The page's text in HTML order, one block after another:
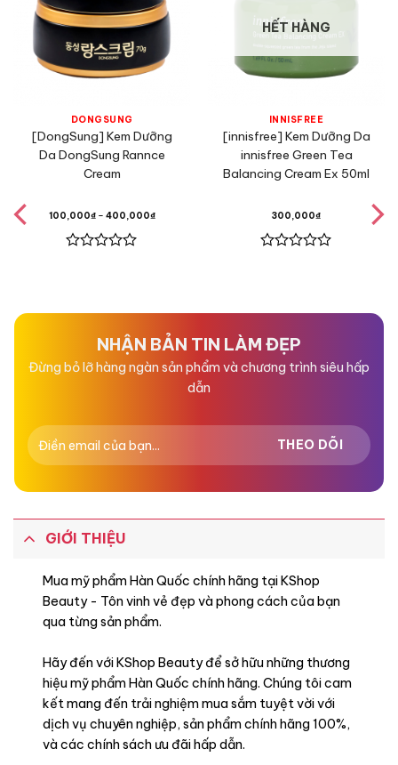
DONGSUNG
[DongSung] Kem Dưỡng
Da DongSung Rannce
Cream
100,000₫– 400,000₫
5
HẾT HÀNG
INNISFREE
[innisfree] Kem Dưỡng Da
innisfree Green Tea
Balancing Cream Ex 50ml
300,000₫
5
NHẬN BẢN TIN LÀM ĐẸP
Đừng bỏ lỡ hàng ngàn sản phẩm và chương trình siêu hấp
dẫn
GIỚI THIỆU
Mua mỹ phẩm Hàn Quốc chính hãng tại KShop
Beauty - Tôn vinh vẻ đẹp và phong cách của bạn
qua từng sản phẩm.
Hãy đến với KShop Beauty để sở hữu những thương
hiệu mỹ phẩm Hàn Quốc chính hãng. Chúng tôi cam
kết mang đến trải nghiệm mua sắm tuyệt vời với
dịch vụ chuyên nghiệp, sản phẩm chính hãng 100%,
và các chính sách ưu đãi hấp dẫn.